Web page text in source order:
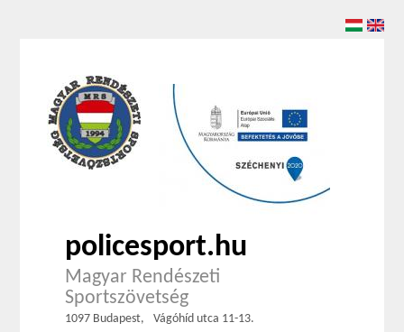
policesport.hu
Magyar Rendészeti
Sportszövetség
1097 Budapest,
Vágóhíd utca 11-13.